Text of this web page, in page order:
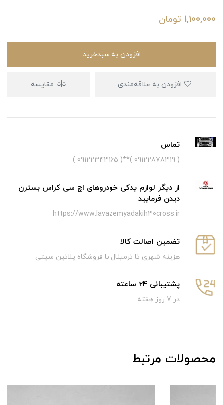
1,100,000 تومان
افزودن به سبدخرید
مقایسه
تماس
( 09122878319 )**( 09122343165 )
از دیگر لوازم یدکی خودروهای اچ سی کراس بسترن
دیدن فرمایید
https://www.lavazemyadakih30cross.ir
تضمین اصالت کالا
هزینه شهری تا ترمینال با فروشگاه پلاتین سیتی
پشتیبانی 24 ساعته
در 7 روز هفته
محصولات مرتبط